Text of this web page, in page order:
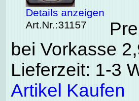
Details anzeigen
Art.Nr.:31157
bei Vorkasse
Lieferzeit: 1-3
Artikel Kaufen